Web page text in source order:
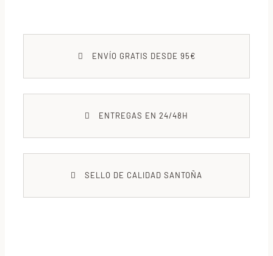
ENVÍO GRATIS DESDE 95€
ENTREGAS EN 24/48H
SELLO DE CALIDAD SANTOÑA